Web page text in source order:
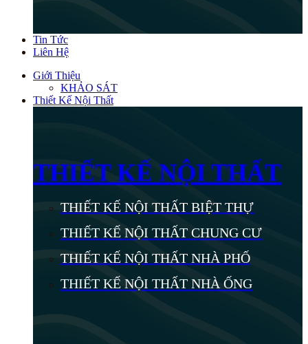
Tin Tức
Liên Hệ
Giới Thiệu
KHẢO SÁT
Thiết Kế Nội Thất
THIẾT KẾ NỘI THẤT
THIẾT KẾ NỘI THẤT BIỆT THỰ
THIẾT KẾ NỘI THẤT CHUNG CƯ
THIẾT KẾ NỘI THẤT NHÀ PHỐ
THIẾT KẾ NỘI THẤT NHÀ ỐNG